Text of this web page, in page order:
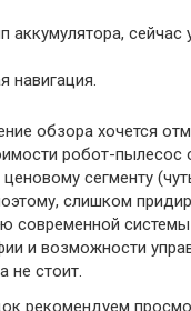
аккумулятора, сейчас
навигация.
обзора хочется
робот-пылесос
сегменту
слишком
современной системы
и возможности
не стоит.
рекомендуем